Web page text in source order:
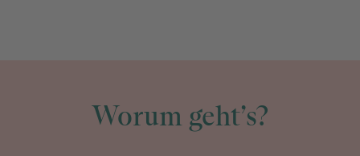
Worum geht’s?